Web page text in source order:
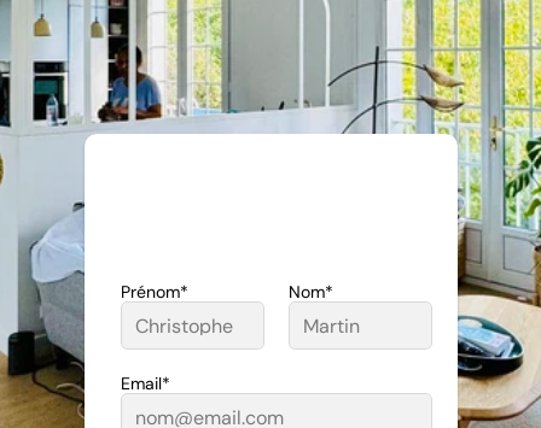
Demander un devis
Prénom* Nom*
Email*